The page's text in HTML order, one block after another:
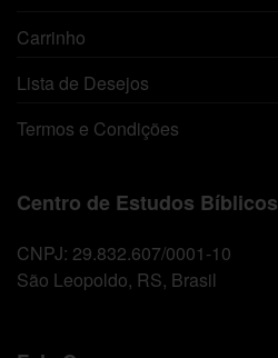
Carrinho
Lista de Desejos
Termos e Condições
Centro de Estudos Bíblicos
CNPJ: 29.832.607/0001-10
São Leopoldo, RS, Brasil